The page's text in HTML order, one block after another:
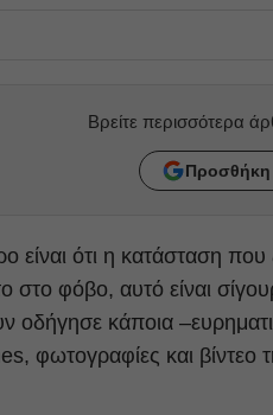
Βρείτε περισσότερα
Προσθήκη
είναι ότι η κατάσταση
στο φόβο, αυτό είναι
οδήγησε κάποια
φωτογραφίες και βίντεο